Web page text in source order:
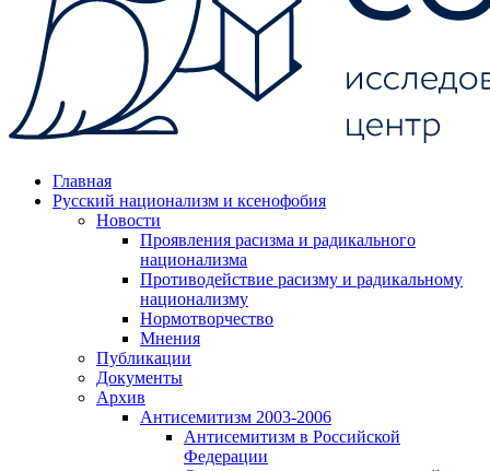
Главная
Русский национализм и ксенофобия
Новости
Проявления расизма и радикального
национализма
Противодействие расизму и радикальному
национализму
Нормотворчество
Мнения
Публикации
Документы
Архив
Антисемитизм 2003-2006
Антисемитизм в Российской
Федерации